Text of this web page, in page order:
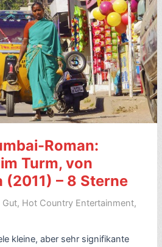
Roman:
Turm, von
– 8 Sterne
Gut, Hot Country Entertainment,
kleine, aber sehr signifikante